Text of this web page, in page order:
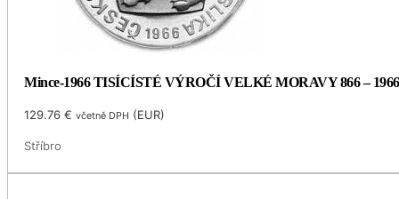
Mince-1966 TISÍCÍSTÉ VÝROČÍ VELKÉ MORAVY 866 – 1966
129.76€ včetně DPH (EUR)
Stříbro